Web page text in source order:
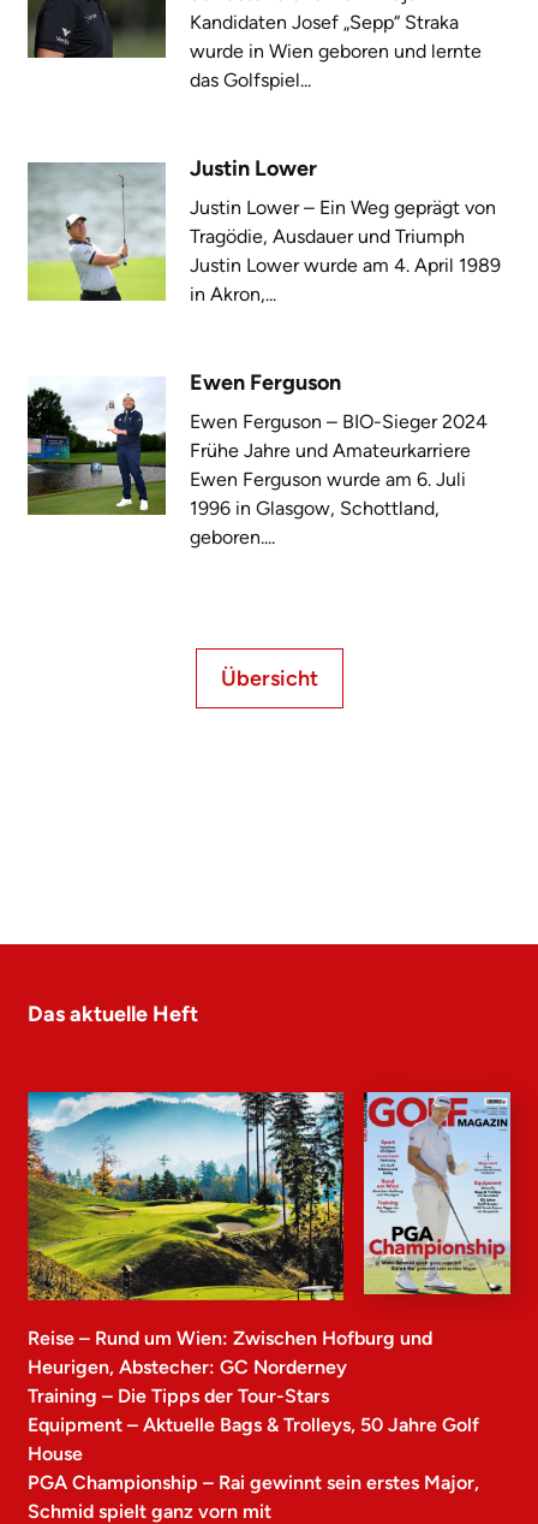
Kandidaten Josef „Sepp“ Straka
wurde in Wien geboren und lernte
das Golfspiel...
Justin Lower
Justin Lower – Ein Weg geprägt von
Tragödie, Ausdauer und Triumph
Justin Lower wurde am 4. April 1989
in Akron,...
Ewen Ferguson
Ewen Ferguson – BIO-Sieger 2024
Frühe Jahre und Amateurkarriere
Ewen Ferguson wurde am 6. Juli
1996 in Glasgow, Schottland,
geboren....
Übersicht
Das aktuelle Heft
Reise – Rund um Wien: Zwischen Hofburg und
Heurigen, Abstecher: GC Norderney
Training – Die Tipps der Tour-Stars
Equipment – Aktuelle Bags & Trolleys, 50 Jahre Golf
House
PGA Championship – Rai gewinnt sein erstes Major,
Schmid spielt ganz vorn mit